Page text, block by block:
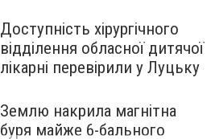
Доступність хірургічного
відділення обласної дитячої
лікарні перевірили у Луцьку
Землю накрила магнітна
буря майже 6-бального